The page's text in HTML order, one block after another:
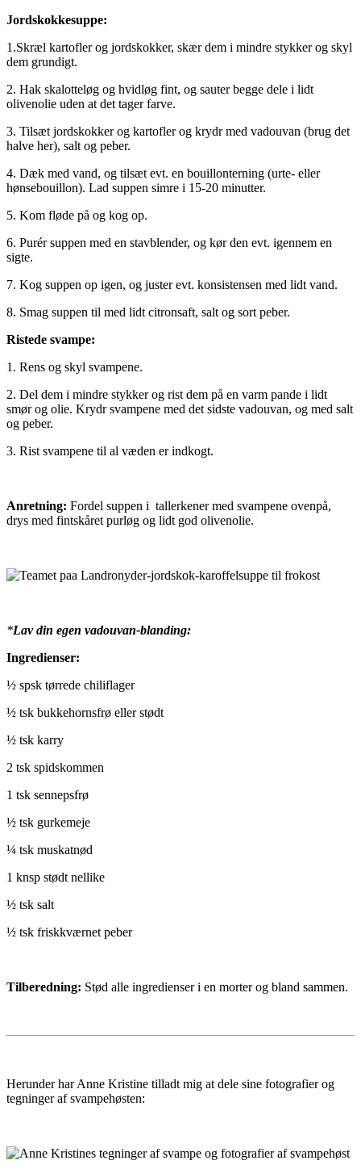
Jordskokkesuppe:
1.Skræl kartofler og jordskokker, skær dem i mindre stykker og skyl
dem grundigt.
2. Hak skalotteløg og hvidløg fint, og sauter begge dele i lidt
olivenolie uden at det tager farve.
3. Tilsæt jordskokker og kartofler og krydr med vadouvan (brug det
halve her), salt og peber.
4. Dæk med vand, og tilsæt evt. en bouillonterning (urte- eller
hønsebouillon). Lad suppen simre i 15-20 minutter.
5. Kom fløde på og kog op.
6. Purér suppen med en stavblender, og kør den evt. igennem en
sigte.
7. Kog suppen op igen, og juster evt. konsistensen med lidt vand.
8. Smag suppen til med lidt citronsaft, salt og sort peber.
Ristede svampe:
1. Rens og skyl svampene.
2. Del dem i mindre stykker og rist dem på en varm pande i lidt
smør og olie. Krydr svampene med det sidste vadouvan, og med salt
og peber.
3. Rist svampene til al væden er indkogt.
Anretning: Fordel suppen i tallerkener med svampene ovenpå,
drys med fintskåret purløg og lidt god olivenolie.
*Lav din egen vadouvan-blanding:
Ingredienser:
½ spsk tørrede chiliflager
½ tsk bukkehornsfrø eller stødt
½ tsk karry
2 tsk spidskommen
1 tsk sennepsfrø
½ tsk gurkemeje
¼ tsk muskatnød
1 knsp stødt nellike
½ tsk salt
½ tsk friskkværnet peber
Tilberedning: Stød alle ingredienser i en morter og bland sammen.
Herunder har Anne Kristine tilladt mig at dele sine fotografier og
tegninger af svampehøsten: